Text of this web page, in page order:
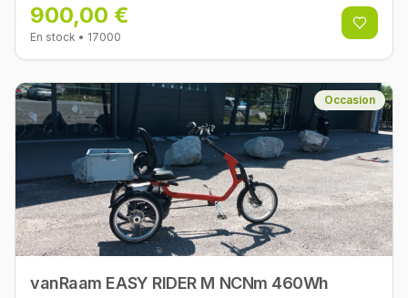
900,00 €
En stock • 17000
Occasion
vanRaam EASY RIDER M NCNm 460Wh